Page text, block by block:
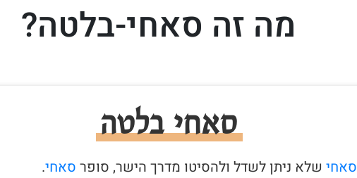
מה זה סאחי-בלטה?
סאחי בלטה
סאחישלא ניתן לשדל ולהסיטו מדרך הישר, סופר סאחי.